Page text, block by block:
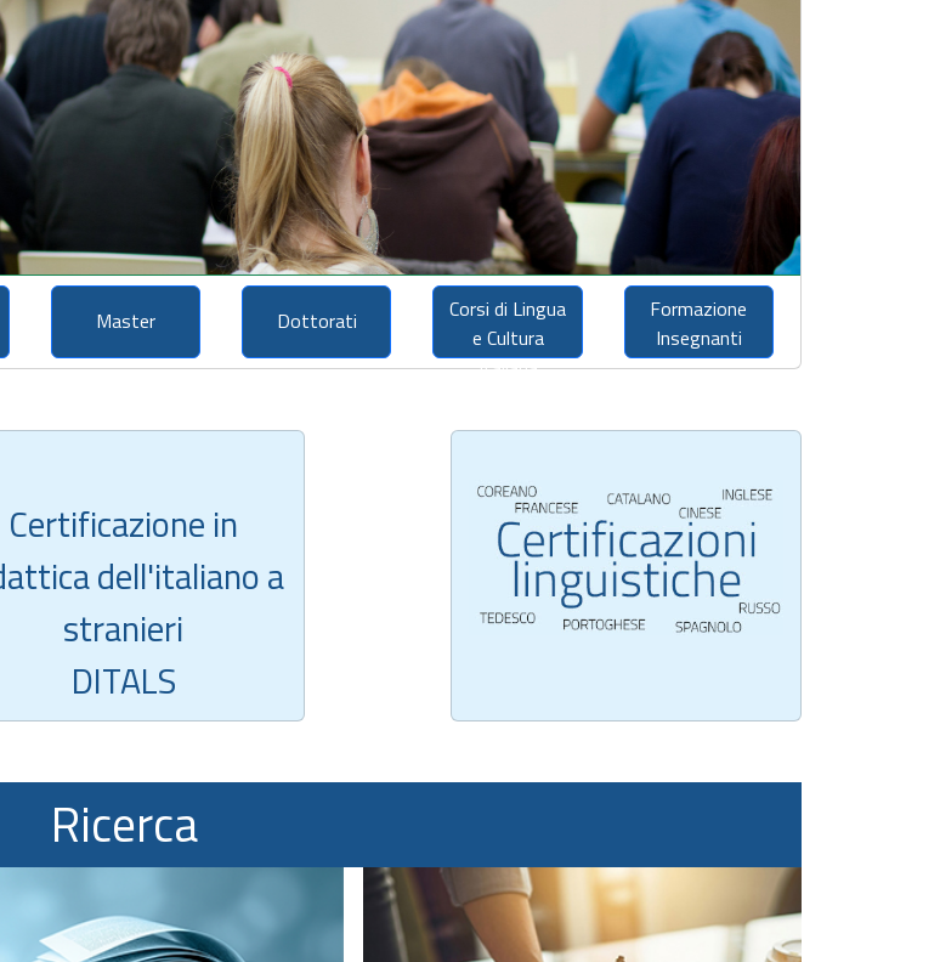
Master Dottorati
Corsi di Lingua
e Cultura
Italiana
Formazione
Insegnanti
Certificazione in
dell'italiano a
stranieri
DITALS
Ricerca